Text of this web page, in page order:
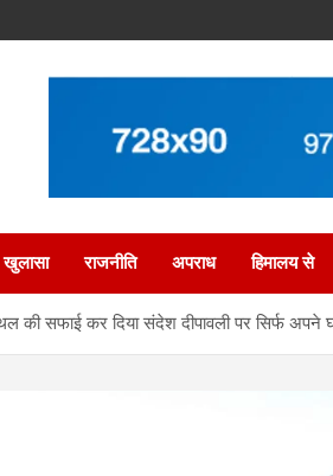
खुलासा राजनीति अपराध हिमालय से
की सफाई कर दिया संदेश दीपावली पर सिर्फ